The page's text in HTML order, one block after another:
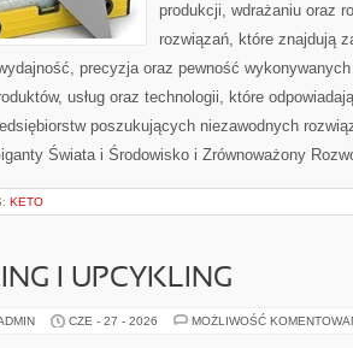
produkcji, wdrażaniu oraz
rozwiązań, które znajdują
precyzja oraz pewność
usług oraz technologii, które
poszukujących niezawodnych
Świata i Środowisko i Zrównoważony
KETO
I UPCYKLING
CZE - 27 - 2026 MOŻLIWOŚĆ